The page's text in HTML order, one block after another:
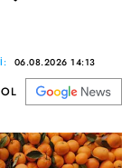
06.08.2026 14:13